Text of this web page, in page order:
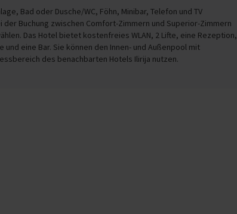
Bad oder Dusche/WC, Föhn, Minibar, Telefon und TV
Buchung zwischen Comfort-Zimmern und Superior-Zimmern
Das Hotel bietet kostenfreies WLAN, 2 Lifte, eine Rezeption,
und eine Bar. Sie können den Innen- und Außenpool mit
des benachbarten Hotels Ilirija nutzen.